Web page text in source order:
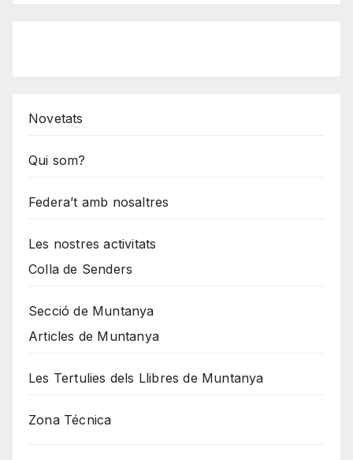
Novetats
Qui som?
Federa’t amb nosaltres
Les nostres activitats
Colla de Senders
Secció de Muntanya
Articles de Muntanya
Les Tertulies dels Llibres de Muntanya
Zona Técnica